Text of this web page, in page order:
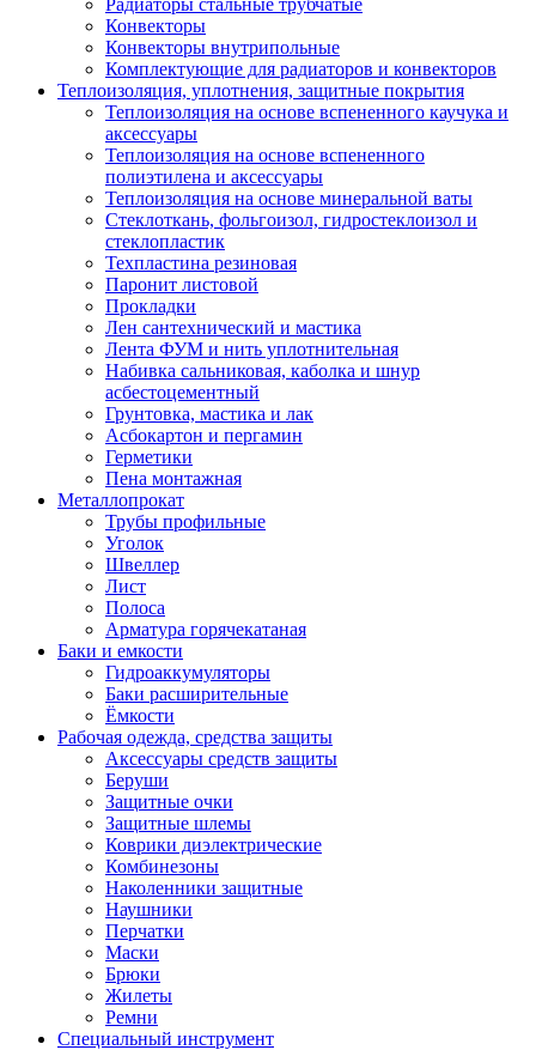
Радиаторы стальные трубчатые
Конвекторы
Конвекторы внутрипольные
Комплектующие для радиаторов и конвекторов
Теплоизоляция, уплотнения, защитные покрытия
Теплоизоляция на основе вспененного каучука и
аксессуары
Теплоизоляция на основе вспененного
полиэтилена и аксессуары
Теплоизоляция на основе минеральной ваты
Стеклоткань, фольгоизол, гидростеклоизол и
стеклопластик
Техпластина резиновая
Паронит листовой
Прокладки
Лен сантехнический и мастика
Лента ФУМ и нить уплотнительная
Набивка сальниковая, каболка и шнур
асбестоцементный
Грунтовка, мастика и лак
Асбокартон и пергамин
Герметики
Пена монтажная
Металлопрокат
Трубы профильные
Уголок
Швеллер
Лист
Полоса
Арматура горячекатаная
Баки и емкости
Гидроаккумуляторы
Баки расширительные
Ёмкости
Рабочая одежда, средства защиты
Аксессуары средств защиты
Беруши
Защитные очки
Защитные шлемы
Коврики диэлектрические
Комбинезоны
Наколенники защитные
Наушники
Перчатки
Маски
Брюки
Жилеты
Ремни
Специальный инструмент